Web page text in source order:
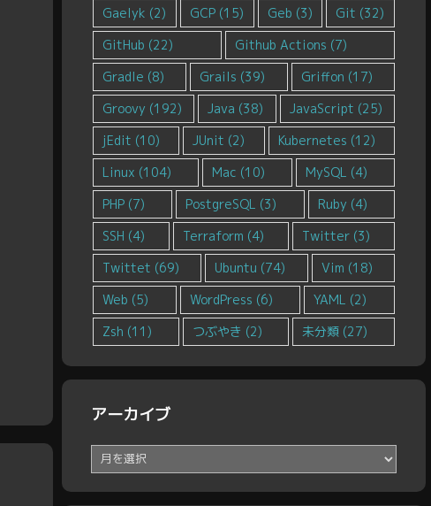
Gaelyk (2) GCP(15) Geb (3) Git (32)
GitHub (22) Github Actions (7)
Gradle (8) Grails (39) Griffon (17)
Groovy (192) Java (38) JavaScript (25)
jEdit (10) JUnit (2) Kubernetes (12)
Linux (104) Mac (10) MySQL (4)
PHP (7) PostgreSQL (3) Ruby (4)
SSH (4) Terraform (4) Twitter (3)
Twittet (69) Ubuntu (74) Vim (18)
Web (5) WordPress (6) YAML (2)
Zsh (11) つぶやき (2) 未分類 (27)
アーカイブ
ー
イ